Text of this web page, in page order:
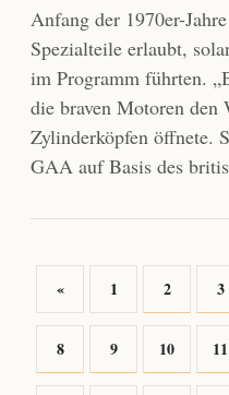
Anfang der 1970er-
Spezialteile erlaubt,
im Programm führten.
die braven Motoren den
Zylinderköpfen öffnete.
GAA auf Basis des
« 1 2 3
8 9 10 11